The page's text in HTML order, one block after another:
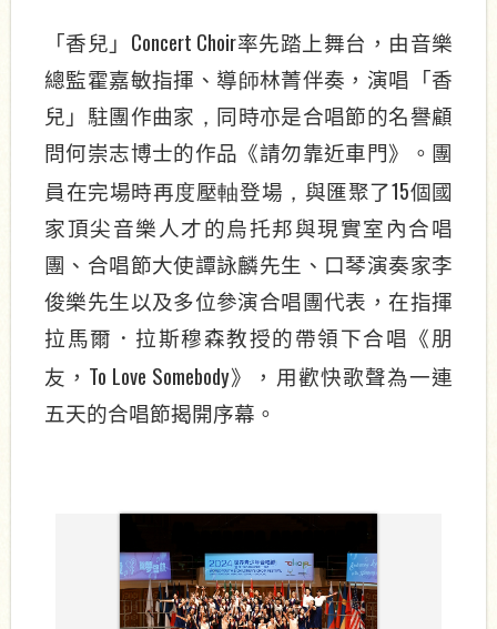
「香兒」 Concert Choir率先踏上舞台，由音樂
總監霍嘉敏指揮、導師林菁伴奏，演唱「香
兒」駐團作曲家 ， 同時亦是合唱節的名譽顧
問何崇志博士的作品《請勿靠近車門》。團
員在完場時再度壓軸登場 ， 與匯聚了15個國
家頂尖音樂人才的烏托邦與現實室內合唱
團、合唱節大使譚詠麟先生、口琴演奏家李
俊樂先生以及多位參演合唱團代表，在指揮
拉馬爾．拉斯穆森教授的帶領下合唱《朋
友， To Love Somebody》，用歡快歌聲為一連
五天的合唱節揭開序幕。